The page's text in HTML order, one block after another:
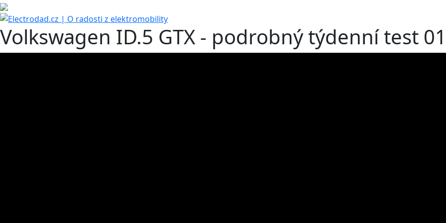
Volkswagen ID.5 GTX - podrobný týdenní test 01